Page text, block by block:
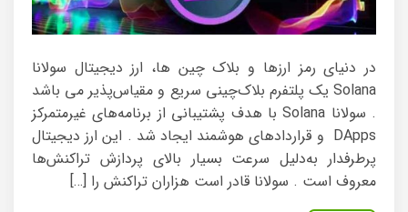
در دنیای رمز ارزها و بلاک چین ها، ارز دیجیتال سولانا
Solana یک پلتفرم بلاک‌چینی سریع و مقیاس‌پذیر می باشد
. سولانا Solana با هدف پشتیبانی از برنامه‌های غیرمتمرکز
DApps و قراردادهای هوشمند ایجاد شد . این ارز دیجیتال
پرطرفدار به‌دلیل سرعت بسیار بالای پردازش تراکنش‌ها
معروف است . سولانا قادر است هزاران تراکنش را […]